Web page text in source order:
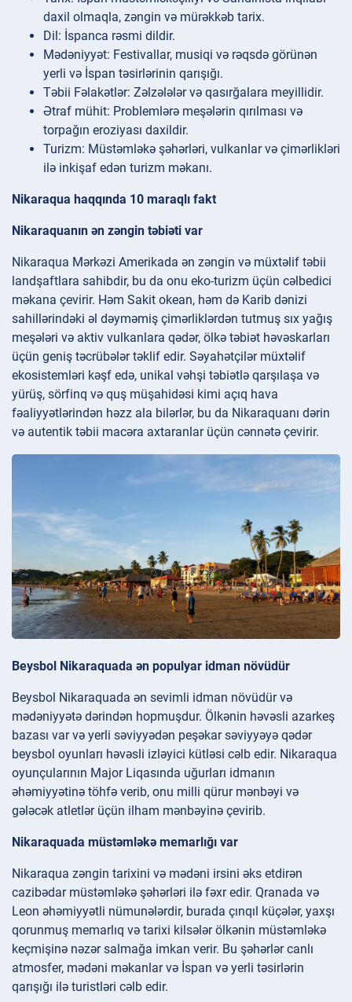
daxil olmaqla, zəngin və mürəkkəb tarix.
Dil: İspanca rəsmi dildir.
Mədəniyyət: Festivallar, musiqi və rəqsdə görünən
yerli və İspan təsirlərinin qarışığı.
Təbii Fəlakətlər: Zəlzələlər və qasırğalara meyillidir.
Ətraf mühit: Problemlərə meşələrin qırılması və
torpağın eroziyası daxildir.
Turizm: Müstəmləkə şəhərləri, vulkanlar və çimərlikləri
ilə inkişaf edən turizm məkanı.
Nikaraqua haqqında 10 maraqlı fakt
Nikaraquanın ən zəngin təbiəti var
Nikaraqua Mərkəzi Amerikada ən zəngin və müxtəlif təbii
landşaftlara sahibdir, bu da onu eko-turizm üçün cəlbedici
məkana çevirir. Həm Sakit okean, həm də Karib dənizi
sahillərindəki əl dəyməmiş çimərliklərdən tutmuş sıx yağış
meşələri və aktiv vulkanlara qədər, ölkə təbiət həvəskarları
üçün geniş təcrübələr təklif edir. Səyahətçilər müxtəlif
ekosistemləri kəşf edə, unikal vəhşi təbiətlə qarşılaşa və
yürüş, sörfinq və quş müşahidəsi kimi açıq hava
fəaliyyətlərindən həzz ala bilərlər, bu da Nikaraquanı dərin
və autentik təbii macəra axtaranlar üçün cənnətə çevirir.
Beysbol Nikaraquada ən populyar idman növüdür
Beysbol Nikaraquada ən sevimli idman növüdür və
mədəniyyətə dərindən hopmuşdur. Ölkənin həvəsli azarkeş
bazası var və yerli səviyyədən peşəkar səviyyəyə qədər
beysbol oyunları həvəsli izləyici kütləsi cəlb edir. Nikaraqua
oyunçularının Major Liqasında uğurları idmanın
əhəmiyyətinə töhfə verib, onu milli qürur mənbəyi və
gələcək atletlər üçün ilham mənbəyinə çevirib.
Nikaraquada müstəmləkə memarlığı var
Nikaraqua zəngin tarixini və mədəni irsini əks etdirən
cazibədar müstəmləkə şəhərləri ilə fəxr edir. Qranada və
Leon əhəmiyyətli nümunələrdir, burada çınqıl küçələr, yaxşı
qorunmuş memarlıq və tarixi kilsələr ölkənin müstəmləkə
keçmişinə nəzər salmağa imkan verir. Bu şəhərlər canlı
atmosfer, mədəni məkanlar və İspan və yerli təsirlərin
qarışığı ilə turistləri cəlb edir.